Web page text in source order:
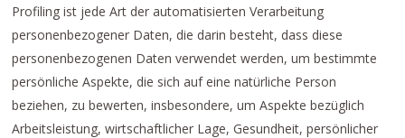
Profiling ist jede Art der automatisierten Verarbeitung
personenbezogener Daten, die darin besteht, dass diese
personenbezogenen Daten verwendet werden, um bestimmte
persönliche Aspekte, die sich auf eine natürliche Person
beziehen, zu bewerten, insbesondere, um Aspekte bezüglich
Arbeitsleistung, wirtschaftlicher Lage, Gesundheit, persönlicher